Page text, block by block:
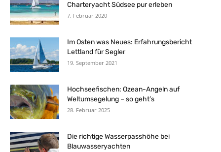
Charteryacht Südsee pur erleben
7. Februar 2020
Im Osten was Neues: Erfahrungsbericht
Lettland für Segler
19. September 2021
Hochseefischen: Ozean-Angeln auf
Weltumsegelung – so geht’s
28. Februar 2025
Die richtige Wasserpasshöhe bei
Blauwasseryachten